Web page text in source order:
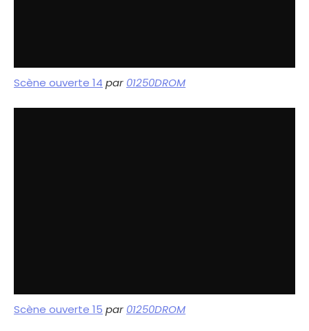
Scène ouverte 14 par 01250DROM
Scène ouverte 15 par 01250DROM